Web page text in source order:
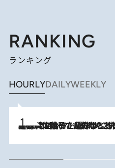
RANKING
ランキング
HOURLYDAILYWEEKLY
2026.8.5
【阿川佐和子さんの年とる力】なぜ70代で始めた趣味は“こんなに楽しい”のか？ ピアノ、俳句…スランプに陥っても続けられる“ある秘訣”とは